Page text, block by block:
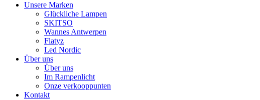
Unsere Marken
Glückliche Lampen
SKITSO
Wannes Antwerpen
Flatyz
Led Nordic
Über uns
Über uns
Im Rampenlicht
Onze verkooppunten
Kontakt